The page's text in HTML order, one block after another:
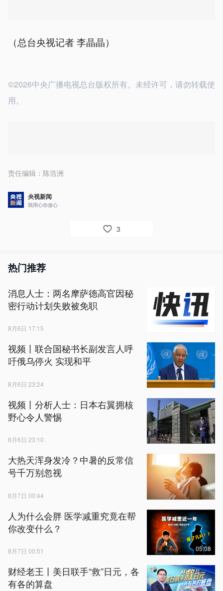
（总台央视记者 李晶晶）
©2026中央广播电视总台版权所有。未经许可，请勿转载使
用。
责任编辑： 陈浩洲
央视新闻
我用心你放心
3
热门推荐
消息人士：两名摩萨德高官因秘
密行动计划失败被免职
8月6日 17:15
视频丨联合国秘书长副发言人呼
吁俄乌停火 实现和平
8月6日 23:24
视频丨分析人士：日本右翼拥核
野心令人警惕
8月6日 23:10
大热天浑身发冷？中暑的反常信
号千万别忽视
8月7日 00:44
人为什么会胖 医学减重究竟在帮
你改变什么？
8月7日 00:51 05:08
财经老王丨美日联手“救”日元，各
有各的算盘